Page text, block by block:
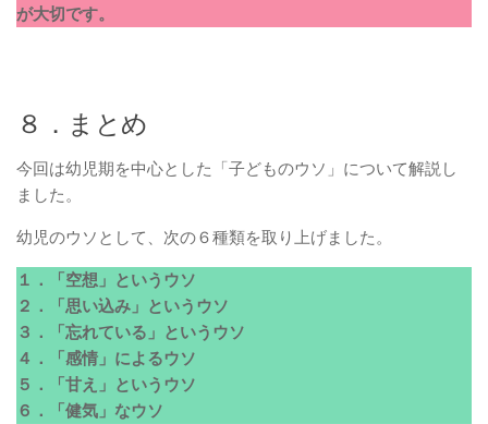
が大切です。
８．まとめ
今回は幼児期を中心とした「子どものウソ」について解説し
ました。
幼児のウソとして、次の６種類を取り上げました。
１．「空想」というウソ
２．「思い込み」というウソ
３．「忘れている」というウソ
４．「感情」によるウソ
５．「甘え」というウソ
６．「健気」なウソ